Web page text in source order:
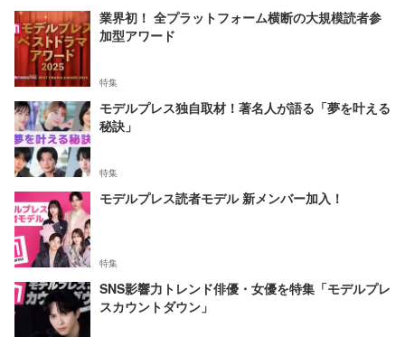
業界初！ 全プラットフォーム横断の大規模読者参
加型アワード
特集
モデルプレス独自取材！著名人が語る「夢を叶える
秘訣」
特集
モデルプレス読者モデル 新メンバー加入！
特集
SNS影響力トレンド俳優・女優を特集「モデルプレ
スカウントダウン」